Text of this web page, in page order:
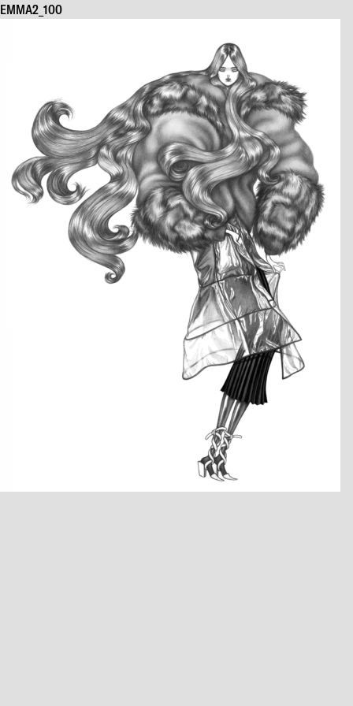
EMMA2_100